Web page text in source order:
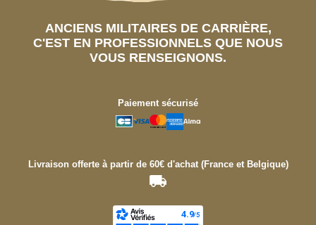
ANCIENS MILITAIRES DE CARRIÈRE,
C'EST EN PROFESSIONNELS QUE NOUS
VOUS RENSEIGNONS.
Paiement sécurisé
Livraison offerte à partir de 60€ d'achat (France et Belgique)